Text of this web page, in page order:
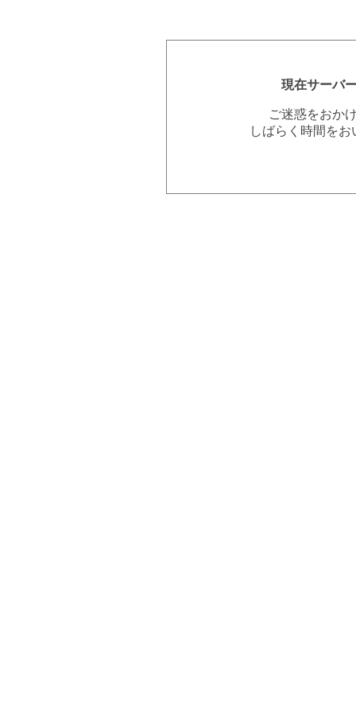
現在サーバ
ご迷惑をおか
しばらく時間を